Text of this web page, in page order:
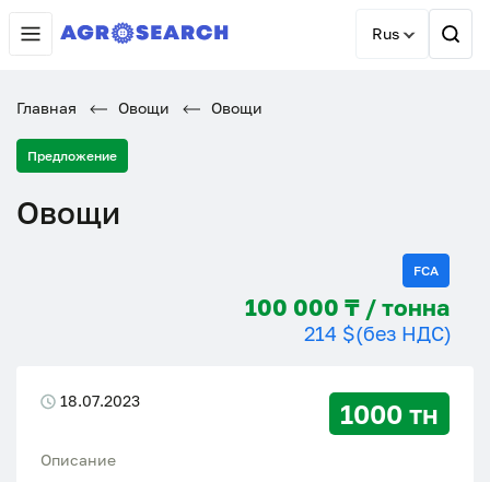
Rus
Главная Овощи Овощи
Предложение
Овощи
FCA
100 000 ₸ / тонна
214 $(без НДС)
18.07.2023 1000 тн
Описание